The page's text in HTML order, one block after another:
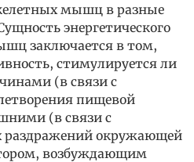
мышц в разные
энергетического
заключается в том,
стимулируется ли
(в связи с
пищевой
(в связи с
раздражений окружающей
возбуждающим